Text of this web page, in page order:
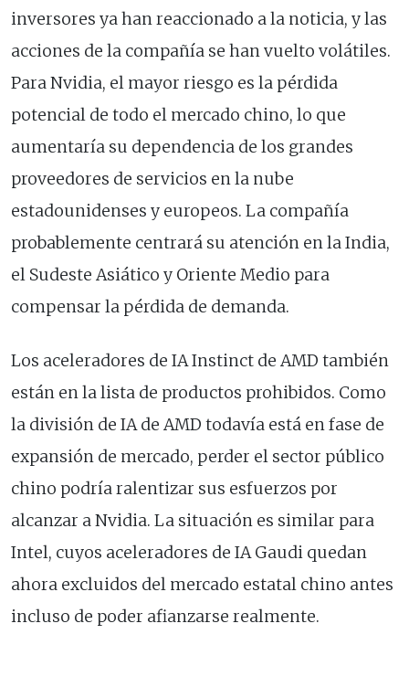
inversores ya han reaccionado a la noticia, y las
acciones de la compañía se han vuelto volátiles.
Para Nvidia, el mayor riesgo es la pérdida
potencial de todo el mercado chino, lo que
aumentaría su dependencia de los grandes
proveedores de servicios en la nube
estadounidenses y europeos. La compañía
probablemente centrará su atención en la India,
el Sudeste Asiático y Oriente Medio para
compensar la pérdida de demanda.
Los aceleradores de IA Instinct de AMD también
están en la lista de productos prohibidos. Como
la división de IA de AMD todavía está en fase de
expansión de mercado, perder el sector público
chino podría ralentizar sus esfuerzos por
alcanzar a Nvidia. La situación es similar para
Intel, cuyos aceleradores de IA Gaudi quedan
ahora excluidos del mercado estatal chino antes
incluso de poder afianzarse realmente.